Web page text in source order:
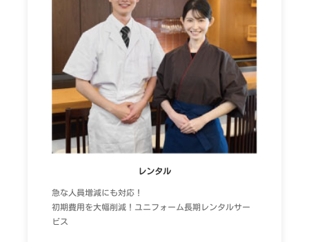
レンタル
急な人員増減にも対応！
初期費用を大幅削減！ユニフォーム長期レンタルサー
ビス